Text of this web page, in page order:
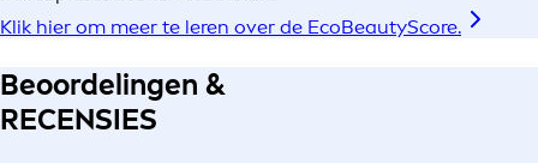
Klik hier om meer te leren over de EcoBeautyScore.
Beoordelingen &
RECENSIES